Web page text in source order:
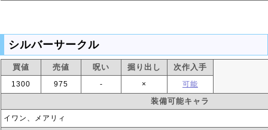
シルバーサークル
買値 売値 呪い 掘り出し 次作入手
1300 975 ‐ × 可能
装備可能キャラ
イワン、メアリィ